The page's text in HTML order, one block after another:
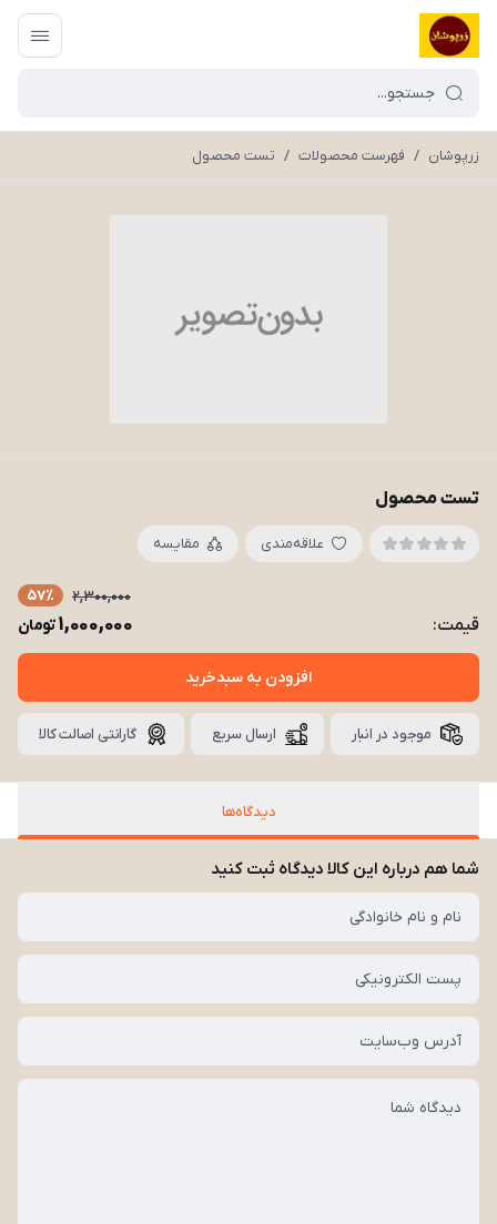
زرپوشان / فهرست محصولات / تست محصول
تست محصول
علاقه‌مندی مقایسه
قیمت:
2,300,000 57٪
1,000,000تومان
افزودن به سبدخرید
موجود در انبار ارسال سریع گارانتی اصالت کالا
دیدگاه‌ها
شما هم درباره این کالا دیدگاه ثبت کنید